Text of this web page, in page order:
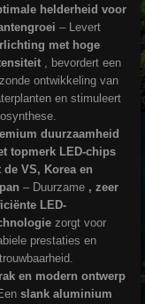
helderheid voor
– Levert
met hoge
, bevordert een
ontwikkeling van
en stimuleert
duurzaamheid
topmerk LED-chips
de VS, Korea en
– Duurzame , zeer
LED-
zorgt voor
prestaties en
en modern ontwerp
slank aluminium